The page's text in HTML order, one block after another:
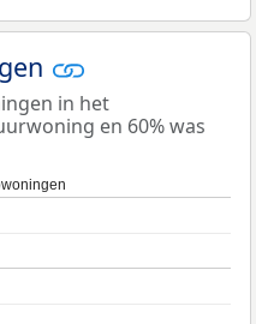
in het
en 60% was